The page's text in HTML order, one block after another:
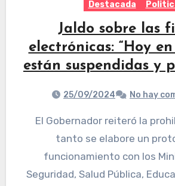
Destacada
Jaldo sobre las
electrónicas: “Hoy
están suspendidas y
25/09/2024 No hay
El Gobernador reiteró la prohibición hasta
tanto se elabore un
funcionamiento con los
Seguridad, Salud Pública,